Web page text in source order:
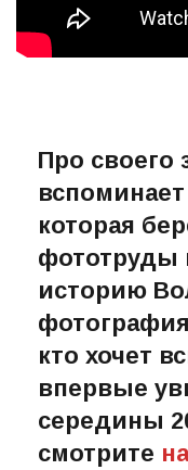
Про своего
которая
фототруды
историю
кто хочет
впервые
середины
смотрите